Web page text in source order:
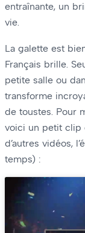
entraînante, un
vie.
La galette est
Français brille.
petite salle ou
transforme
de toustes. Pour
voici un petit clip
d’autres vidéos,
temps) :